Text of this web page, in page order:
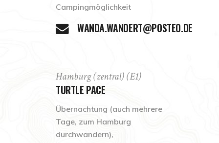
Campingmöglichkeit
WANDA.WANDERT@POSTEO.DE
Hamburg (zentral) (E1)
TURTLE PACE
Übernachtung (auch mehrere
Tage, zum Hamburg
durchwandern),